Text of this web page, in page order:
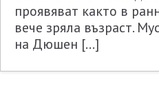
проявяват както в
вече зряла възраст.
на Дюшен […]